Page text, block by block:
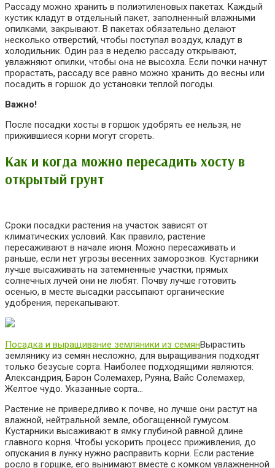
Рассаду можно хранить в полиэтиленовых пакетах. Каждый
кустик кладут в oтдельный пакет, заполненный влажными
опилками, закрывают. В пакетах обязательно делают
несколько отверстий, чтобы поступал воздух, кладут в
холодильник. Один раз в неделю рассаду открывают,
увлажняют опилки, чтобы она не высохла. Если почки начнут
прорастать, рассаду все равно можно хранить до весны или
посадить в горшок до установки теплой погоды.
Важно!
После посадки хосты в горшок удобрять ее нельзя, не
прижившиеся корни могут сгореть.
Как и когда можно пересадить хосту в
открытый грунт
Сроки посадки растения на участок зависят от
климатических условий. Как правило, растение
пересаживают в начале июня. Можно пересаживать и
раньше, если нет угрозы весенних заморозков. Кустарники
лучше высаживать на затемненные участки, прямых
солнечных лучей они не любят. Почву лучше готовить
осенью, в месте высадки рассыпают органические
удобрения, перекапывают.
Посадка и выращивание земляники из семянВырастить
землянику из семян несложно, для выращивания подходят
только безусые сорта. Наиболее подходящими являются:
Александрия, Барон Солемахер, Руяна, Вайс Солемахер,
Желтое чудо. Указанные сорта…
Растение не привередливо к почве, но лучше они растут на
влажной, нейтральной земле, обогащенной гумусом.
Кустарники высаживают в ямку глубиной равной длине
главного корня. Чтобы ускорить процесс приживления, до
опускания в лунку нужно расправить корни. Если растение
росло в горшке, его вынимают вместе с комком увлажненной